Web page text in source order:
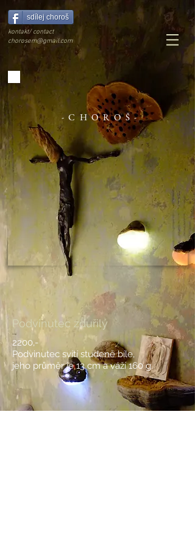
-CHOROŠ-
kontakt/ contact
chorosem@gmail.com
sdílej choroš
Podvinutec zduřilý
2200,-
Podvinutec svítí studeně bíle,
jeho průměrje 13 cma váží 160 g.